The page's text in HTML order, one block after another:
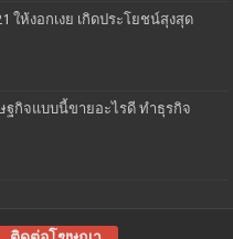
ให้งอกเงย เกิดประโยชน์สุงสุด
ฐกิจแบบนี้ขายอะไรดี ทำธุรกิจ